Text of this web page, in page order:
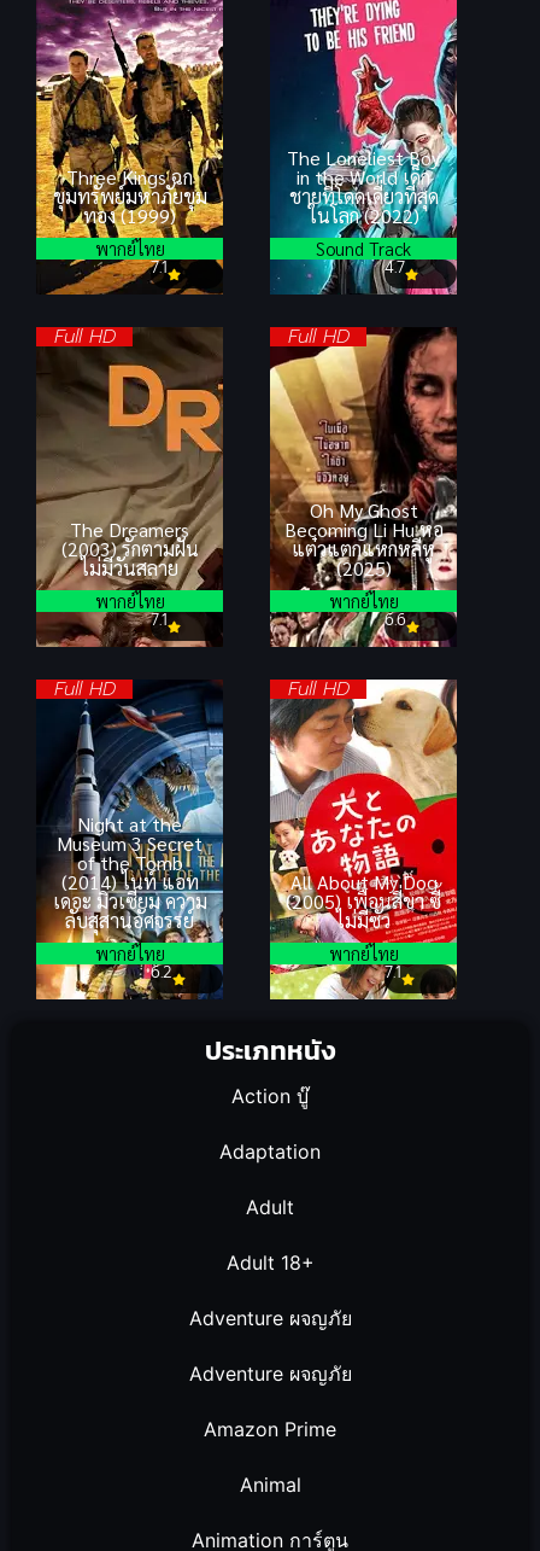
ประเภทหนัง
Action บู๊
Adaptation
Adult
Adult 18+
Adventure ผจญภัย
Adventure ผจญภัย
Amazon Prime
Animal
Animation การ์ตูน
Three Kings ฉก
ขุมทรัพย์มหาภัยขุม
ทอง (1999)
7.1
พากย์ไทย
The Loneliest Boy
in the World เด็ก
ชายที่โดดเดี่ยวที่สุด
ในโลก (2022)
4.7
Sound Track
Full HD
The Dreamers
(2003) รักตามฝัน
ไม่มีวันสลาย
7.1
พากย์ไทย
Full HD
Oh My Ghost
Becoming Li Hu หอ
แต๋วแตกแหกหลีหู
(2025)
6.6
พากย์ไทย
Full HD
Night at the
Museum 3 Secret
of the Tomb
(2014) ไนท์ แอท
เดอะ มิวเซียม ความ
ลับสุสานอัศจรรย์
6.2
พากย์ไทย
Full HD
All About My Dog
(2005) เพื่อนสี่ขา ซี้
ไม่มีซั้ว
7.1
พากย์ไทย